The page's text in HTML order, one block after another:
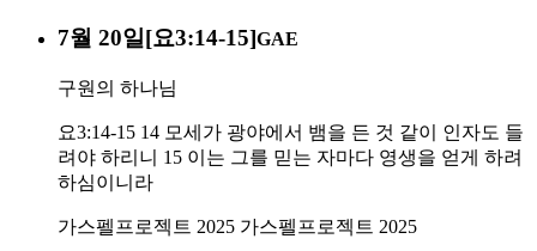
7월 20일[요3:14-15]GAE
구원의 하나님
요3:14-15 14 모세가 광야에서 뱀을 든 것 같이 인자도 들
려야 하리니 15 이는 그를 믿는 자마다 영생을 얻게 하려
하심이니라
가스펠프로젝트 2025 가스펠프로젝트 2025